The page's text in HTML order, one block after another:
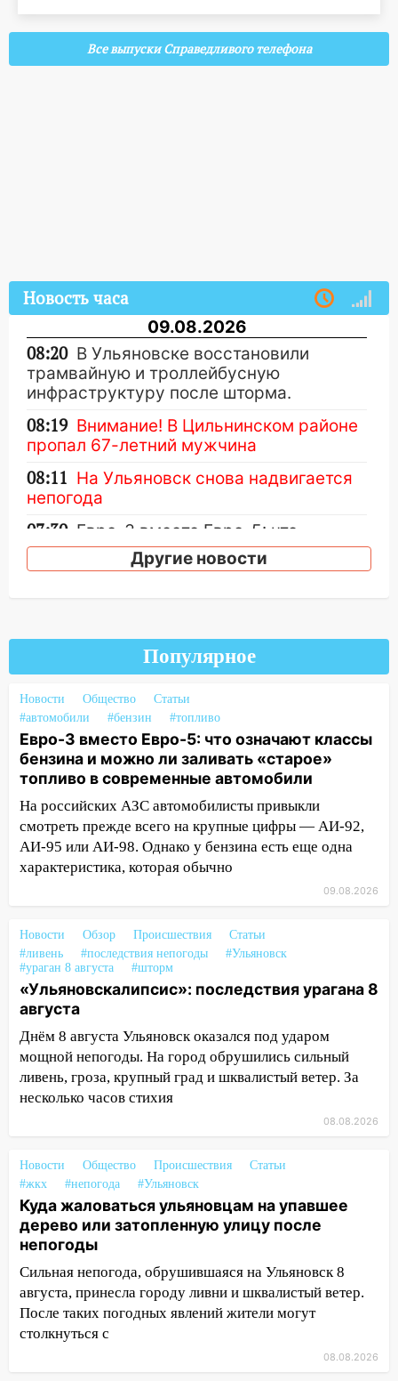
Все выпуски Справедливого телефона
Новость часа
09.08.2026
08:20 В Ульяновске восстановили
трамвайную и троллейбусную
инфраструктуру после шторма.
08:19 Внимание! В Цильнинском районе
пропал 67-летний мужчина
08:11 На Ульяновск снова надвигается
непогода
07:30 Евро-3 вместо Евро-5: что
означают классы бензина и можно ли
заливать «старое» топливо в
области днем 9 августа
05:05 День, когда всё может
измениться: гороскоп на 9 августа —
три знака получат шанс, который нельзя
упустить
08.08.2026
20:10 Во время урагана в Ульяновске на
Волге перевернулась лодка
19:55 В Ульяновске упавшее дерево
заблокировало в машине двух женщин
готов, ещё два — почти завершены
17:00 «Ульяновскалипсис»: последствия
урагана 8 августа
16:38 Прогноз погоды в Ульяновской
области на 9 августа
16:34
Из-за мощной непогоды в
Ульяновске отменили фестиваль «Наше
время»
Ульяновской области намолотил более
100 тысяч тонн зерна
15:17 В колледжи и техникумы
Ульяновской области подали более 10
тысяч заявлений
15:04 Фоторепортаж с улиц Ульяновска
после шторма: поваленные деревья и
затопленные улицы
Ураган вырвал остановку на улице
Другие новости
Популярное
Новости Общество
Статьи
#автомобили
#бензин #топливо
Евро-3 вместо Евро-5: что означают классы
бензина и можно ли заливать «старое»
топливо в современные автомобили
На российских АЗС автомобилисты привыкли
смотреть прежде всего на крупные цифры — АИ-92,
АИ-95 или АИ-98. Однако у бензина есть еще одна
характеристика, которая обычно
09.08.2026
Новости Обзор Происшествия
Статьи
#ливень
#последствия непогоды
#Ульяновск
#ураган 8 августа
#шторм
«Ульяновскалипсис»: последствия урагана 8
августа
Днём 8 августа Ульяновск оказался под ударом
мощной непогоды. На город обрушились сильный
ливень, гроза, крупный град и шквалистый ветер. За
несколько часов стихия
08.08.2026
Новости Общество Происшествия
Статьи
#жкх
#непогода #Ульяновск
Куда жаловаться ульяновцам на упавшее
дерево или затопленную улицу после
непогоды
Сильная непогода, обрушившаяся на Ульяновск 8
августа, принесла городу ливни и шквалистый ветер.
После таких погодных явлений жители могут
столкнуться с
08.08.2026